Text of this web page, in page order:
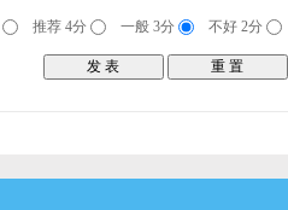
推荐 4分 一般 3分 不好 2分